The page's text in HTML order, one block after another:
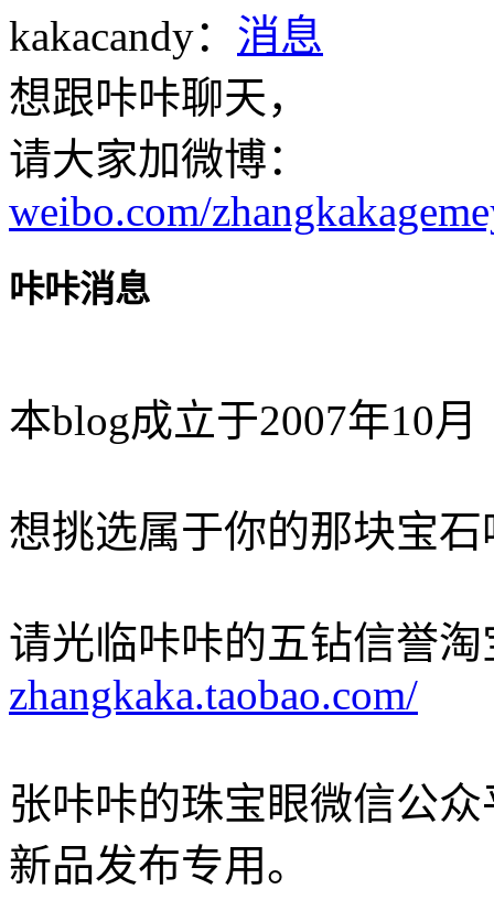
kakacandy：
想跟咔咔聊天，
请大家加微博：
weibo.com/
咔咔消息
本blog成立于2007年10月
想挑选属于你的那块宝石
请光临咔咔的五钻信誉淘
zhangkaka.taobao.com/
张咔咔的珠宝眼微信公
新品发布专用。